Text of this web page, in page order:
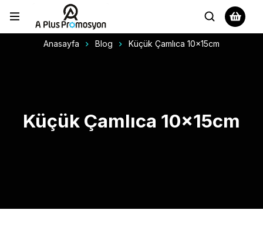
Anasayfa Blog Küçük Çamlıca 10x15cm
Küçük Çamlıca 10x15cm